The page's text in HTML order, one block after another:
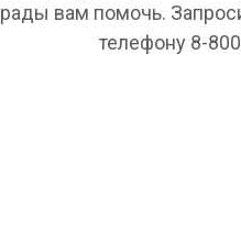
рады вам помочь.
телефону 8-